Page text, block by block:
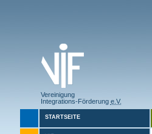
Vereinigung
Integrations-Förderung e.V.
STARTSEITE